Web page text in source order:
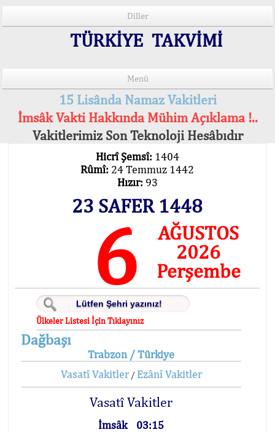
Diller
TÜRKİYE TAKVİMİ
Menü
15 Lisânda Namaz Vakitleri
İmsâk Vakti Hakkında Mühim Açıklama !..
Vakitlerimiz Son Teknoloji Hesâbıdır
Hicrî Şemsî: 1404
Rûmî: 24 Temmuz 1442
Hızır: 93
23 SAFER 1448
6
AĞUSTOS
2026
Perşembe
Ülkeler Listesi İçin Tıklayınız
Dağbaşı
Trabzon / Türkiye
Vasatî Vakitler/ Ezânî Vakitler
Vasatî Vakitler
İmsâk
03:15